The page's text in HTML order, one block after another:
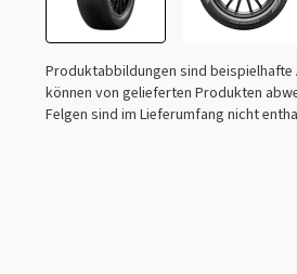
Produktabbildungen sind beispielhafte
können von gelieferten Produkten
Felgen sind im Lieferumfang nicht